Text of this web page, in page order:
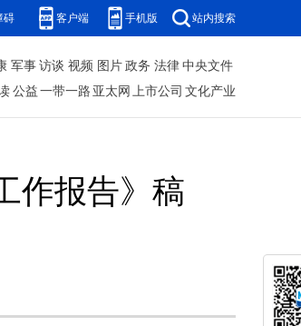
碍 客户端 手机版 站内搜索
军事 访谈 视频 图片 政务 法律 中央文件
公益 一带一路 亚太网 上市公司 文化产业
作报告》稿